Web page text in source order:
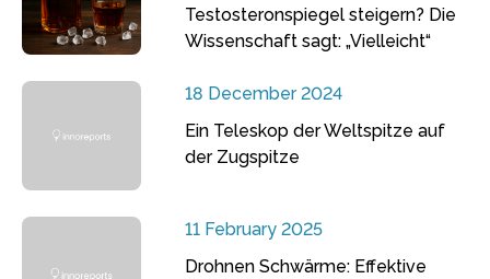
Testosteronspiegel steigern? Die
Wissenschaft sagt: „Vielleicht“
18 December 2024
Ein Teleskop der Weltspitze auf
der Zugspitze
11 February 2025
Drohnen Schwärme: Effektive